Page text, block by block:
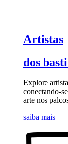
Artistas
dos
Explore
conectando-
arte nos
saiba mais